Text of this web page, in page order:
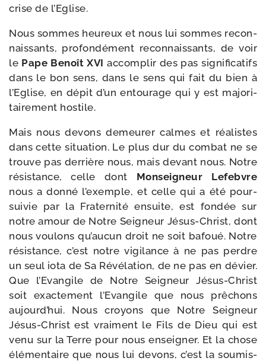
crise de l’Eglise.
Nous sommes heu­reux et nous lui sommes recon­
nais­sants, pro­fon­dé­ment recon­nais­sants, de voir
le Pape Benoît XVIaccom­plir des pas signi­fi­ca­tifs
dans le bon sens, dans le sens qui fait du bien à
l’Eglise, en dépit d’un entou­rage qui y est majo­ri­
tai­re­ment hostile.
Mais nous devons demeu­rer calmes et réa­listes
dans cette situa­tion. Le plus dur du com­bat ne se
trouve pas der­rière nous, mais devant nous. Notre
résis­tance, celle dont Monseigneur Lefebvre
nous a don­né l’exemple, et celle qui a été pour­
sui­vie par la Fraternité ensuite, est fon­dée sur
notre amour de Notre Seigneur Jésus-​Christ, dont
nous vou­lons qu’aucun droit ne soit bafoué. Notre
résis­tance, c’est notre vigi­lance à ne pas perdre
un seul iota de Sa Révélation, de ne pas en dévier.
Que l’Evangile de Notre Seigneur Jésus-​Christ
soit exac­te­ment l’Evangile que nous prê­chons
aujourd’hui. Nous croyons que Notre Seigneur
Jésus-​Christ est vrai­ment le Fils de Dieu qui est
venu sur la Terre pour nous ensei­gner. Et la chose
élé­men­taire que nous lui devons, c’est la sou­mis­